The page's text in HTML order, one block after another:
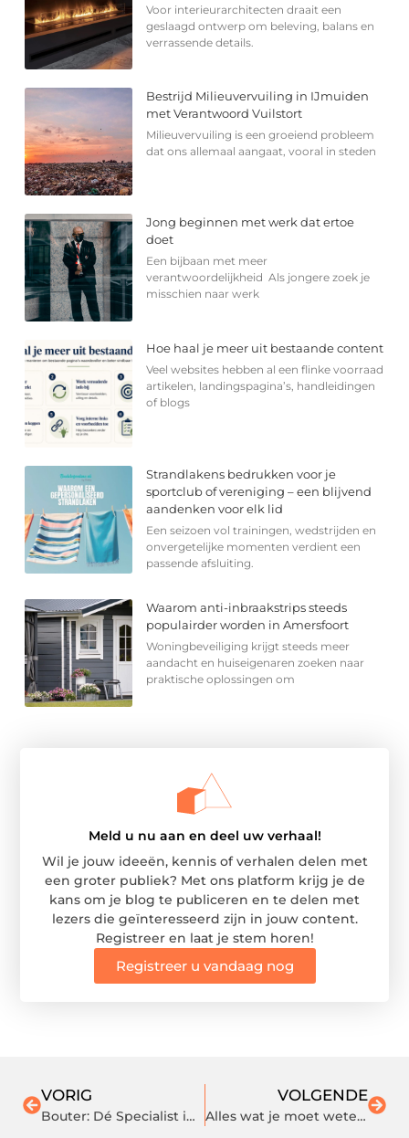
Voor interieurarchitecten draait een
geslaagd ontwerp om beleving, balans en
verrassende details.
Bestrijd Milieuvervuiling in IJmuiden
met Verantwoord Vuilstort
Milieuvervuiling is een groeiend probleem
dat ons allemaal aangaat, vooral in steden
Jong beginnen met werk dat ertoe
doet
Een bijbaan met meer
verantwoordelijkheid Als jongere zoek je
misschien naar werk
Hoe haal je meer uit bestaande content
Veel websites hebben al een flinke voorraad
artikelen, landingspagina’s, handleidingen
of blogs
Strandlakens bedrukken voor je
sportclub of vereniging – een blijvend
aandenken voor elk lid
Een seizoen vol trainingen, wedstrijden en
onvergetelijke momenten verdient een
passende afsluiting.
Waarom anti-inbraakstrips steeds
populairder worden in Amersfoort
Woningbeveiliging krijgt steeds meer
aandacht en huiseigenaren zoeken naar
praktische oplossingen om
Meld u nu aan en deel uw verhaal!
Wil je jouw ideeën, kennis of verhalen delen met
een groter publiek? Met ons platform krijg je de
kans om je blog te publiceren en te delen met
lezers die geïnteresseerd zijn in jouw content.
Registreer en laat je stem horen!
Registreer u vandaag nog
VORIG
Bouter: Dé Specialist in Professionele Keukens met Meer dan 50 Jaar Ervaring
VOLGENDE
Alles wat je moet weten bij het kopen van een nieuw bed: Het juiste bed, een goed topmatras en meer!